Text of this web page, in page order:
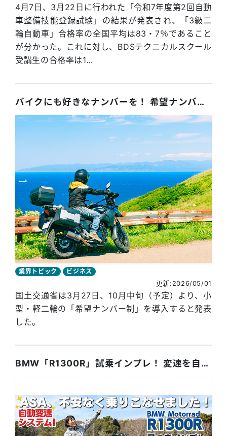
4月7日、3月22日に行われた「令和7年度第2回自動
車整備技能登録試験」の結果が発表され、「3級二
輪自動車」合格率の全国平均は83・7％であること
が分かった。これに対し、BDSテクニカルスクール
受講生の合格率は1...
業界トピック
ビジネス
更新:2026/05/01
バイクにも好きなナンバーを！ 希望ナンバー制導入、10月中旬より受付開始
国土交通省は3月27日、10月中旬（予定）より、小
型・軽二輪の「希望ナンバー制」を導入すると発表
した。
BMW「R1300R」試乗インプレ！ 変速を自動で行う新システムASA搭載！